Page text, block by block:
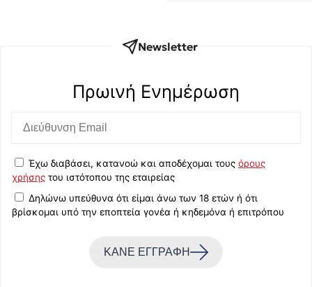
Newsletter
Πρωινή Eνημέρωση
Έχω διαβάσει, κατανοώ και αποδέχομαι τους όρους
χρήσης του ιστότοπου της εταιρείας
Δηλώνω υπεύθυνα ότι είμαι άνω των 18 ετών ή ότι
βρίσκομαι υπό την εποπτεία γονέα ή κηδεμόνα ή επιτρόπου
ΚΑΝΕ ΕΓΓΡΑΦΗ